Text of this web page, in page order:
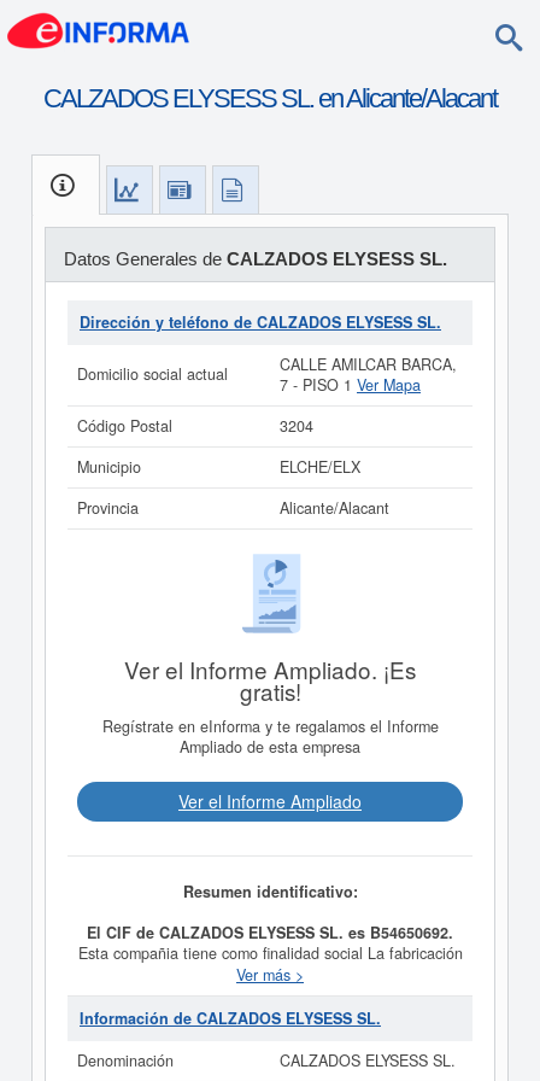
CALZADOS ELYSESS SL. en Alicante/Alacant
Datos Generales de CALZADOS ELYSESS SL.
Dirección y teléfono de CALZADOS ELYSESS SL.
Domicilio social actual
CALLE AMILCAR BARCA,
7 - PISO 1 Ver Mapa
Código Postal
3204
Municipio
ELCHE/ELX
Provincia
Alicante/Alacant
Ver el Informe Ampliado. ¡Es
gratis!
Regístrate en eInforma y te regalamos el Informe
Ampliado de esta empresa
Ver el Informe Ampliado
Resumen identificativo:
El CIF de CALZADOS ELYSESS SL. es B54650692.
Esta compañia tiene como finalidad social La fabricación
y compraventa de todo tipo de calzado, teniendo como
fecha de su constitución el día 31/07/2012. El CNAE
que tiene es 1520 - Fabricación de calzado. El número
ELYSESS SL.
es el 31490000.CALZADOS ELYSESS
Ver más >
Información de CALZADOS ELYSESS SL.
Denominación
CALZADOS ELYSESS SL.